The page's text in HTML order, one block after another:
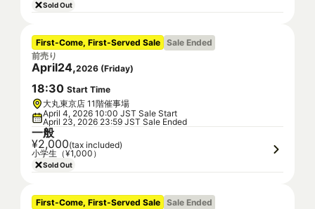
Sold Out
First-Come, First-Served Sale Sale Ended
前売り
April24,2026 (Friday)
18:30 Start Time
大丸東京店 11階催事場
April 4, 2026 10:00 JST Sale Start
April 23, 2026 23:59 JST Sale Ended
一般
¥2,000(tax included)
小学生（¥1,000）
Sold Out
First-Come, First-Served Sale Sale Ended